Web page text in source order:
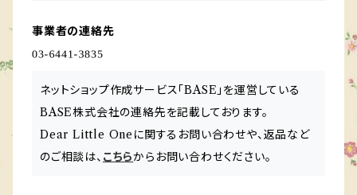
事業者の連絡先
ネットショップ作成サービス「BASE」を運営している
BASE株式会社の連絡先を記載しております。
Dear Little Oneに関するお問い合わせや、返品など
のご相談は、 こちらからお問い合わせください。